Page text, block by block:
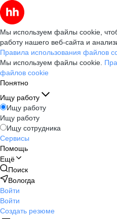
Мы используем файлы cookie,
работу нашего веб-сайта и
Правила использования файлов
Мы используем файлы cookie.
файлов cookie
Понятно
Ищу работу
Ищу работу
Ищу работу
Ищу сотрудника
Сервисы
Помощь
Ещё
Поиск
Вологда
Войти
Войти
Создать резюме